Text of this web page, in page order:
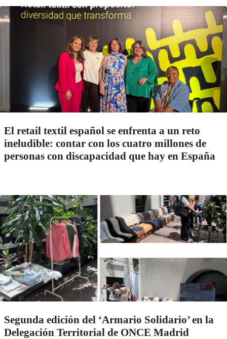
El retail textil español se enfrenta a un reto
ineludible: contar con los cuatro millones de
personas con discapacidad que hay en España
Segunda edición del ‘Armario Solidario’ en la
Delegación Territorial de ONCE Madrid